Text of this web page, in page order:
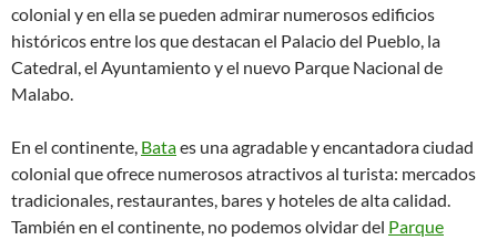
colonial y en ella se pueden admirar numerosos edificios
históricos entre los que destacan el Palacio del Pueblo, la
Catedral, el Ayuntamiento y el nuevo Parque Nacional de
Malabo.
En el continente, Bataes una agradable y encantadora ciudad
colonial que ofrece numerosos atractivos al turista: mercados
tradicionales, restaurantes, bares y hoteles de alta calidad.
También en el continente, no podemos olvidar del Parque